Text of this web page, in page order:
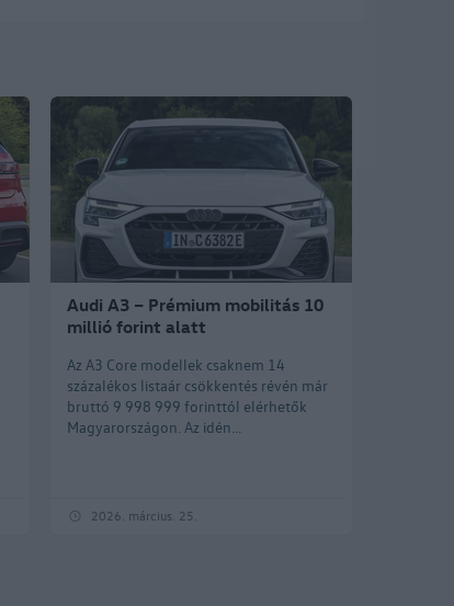
Audi A3 – Prémium mobilitás 10
millió forint alatt
Az A3 Core modellek csaknem 14
százalékos listaár csökkentés révén már
bruttó 9 998 999 forinttól elérhetők
Magyarországon. Az idén...
2026. március. 25.